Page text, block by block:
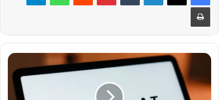
چاپ
ح
ث